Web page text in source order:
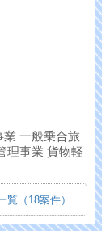
一般乗合旅
理事業 貨物軽
（18案件）